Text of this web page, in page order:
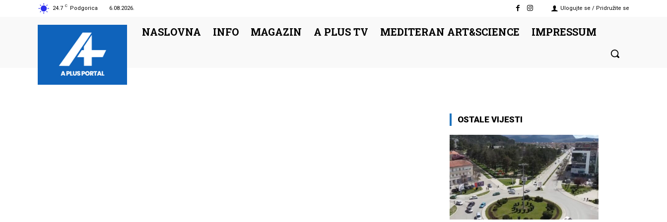
24.7 C Podgorica 6.08.2026. Ulogujte se / Pridružite se
NASLOVNA INFO MAGAZIN A PLUS TV MEDITERAN ART&SCIENCE IMPRESSUM
OSTALE VIJESTI